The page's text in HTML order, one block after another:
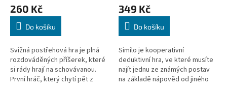
260 Kč
Do košíku
Svižná postřehová hra je plná
rozdováděných příšerek, které
si rády hrají na schovávanou.
První hráč, který chytí pět z
349 Kč
Do košíku
Similo je kooperativní
deduktivní hra, ve které musíte
najít jednu ze známých postav
na základě nápověd od jiného